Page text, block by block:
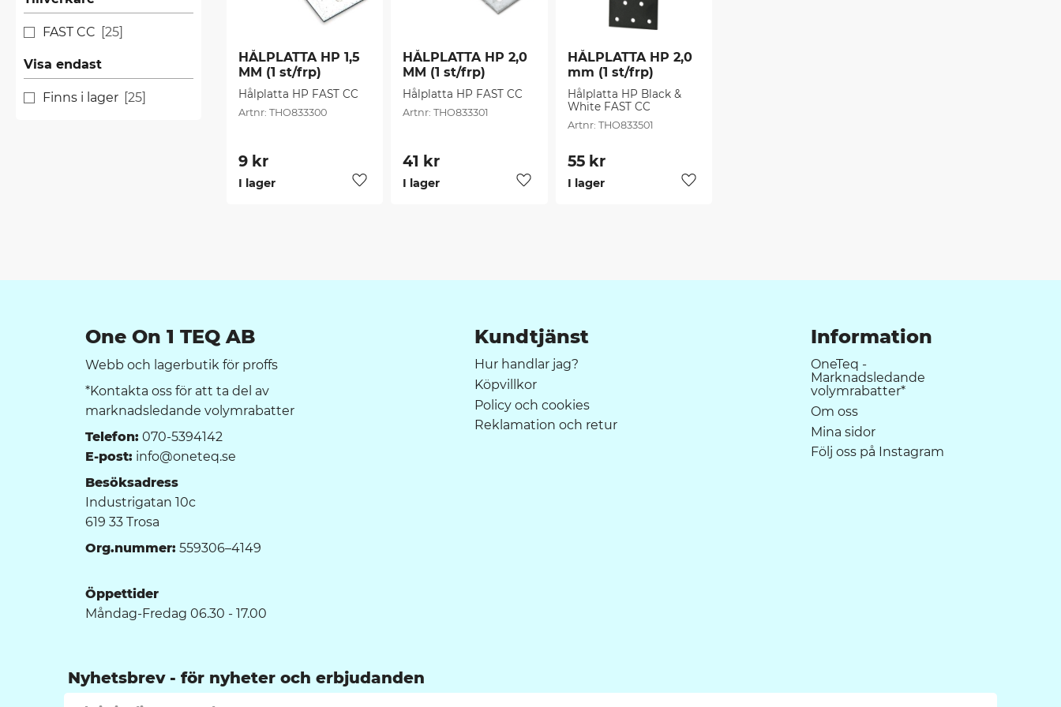
FAST CC 25
Visa endast
Finns i lager 25
HÅLPLATTA HP 1,5
MM (1 st/frp)
Hålplatta HP FAST CC
THO833300
9kr
Lägg till i favoriter
I lager
HÅLPLATTA HP 2,0
MM (1 st/frp)
Hålplatta HP FAST CC
THO833301
41 kr
Lägg till i favoriter
I lager
HÅLPLATTA HP 2,0
mm (1 st/frp)
Hålplatta HP Black &
White FAST CC
THO833501
55kr
Lägg till i favoriter
I lager
One On 1 TEQ AB
Webb och lagerbutik för proffs
*Kontakta oss för att ta del av
marknadsledande volymrabatter
Telefon: 070-5394142
E-post: info@oneteq.se
Besöksadress
Industrigatan 10c
619 33 Trosa
Org.nummer: 559306–4149
Öppettider
Måndag-Fredag 06.30 - 17.00
Kundtjänst
Hur handlar jag?
Köpvillkor
Policy och cookies
Reklamation och retur
Information
OneTeq -
Marknadsledande
volymrabatter*
Om oss
Mina sidor
Följ oss på Instagram
Nyhetsbrev